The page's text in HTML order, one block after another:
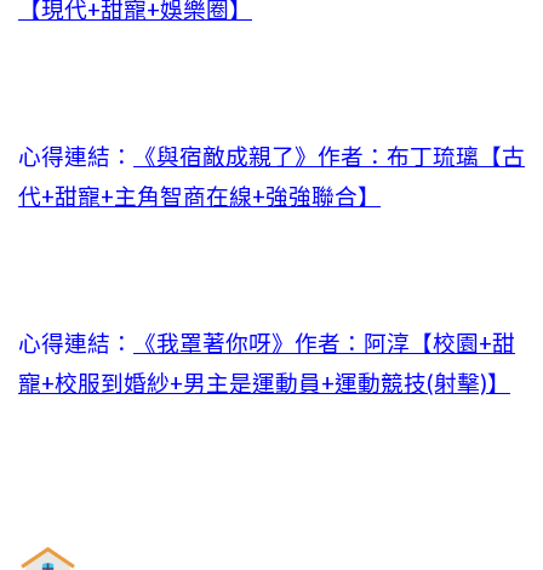
【現代+甜寵+娛樂圈】
心得連結：
《與宿敵成親了》作者：布丁琉璃【古
代+甜寵+主角智商在線+強強聯合】
心得連結：
《我罩著你呀》作者：阿淳【校園+甜
寵+校服到婚紗+男主是運動員+運動競技(射擊)】